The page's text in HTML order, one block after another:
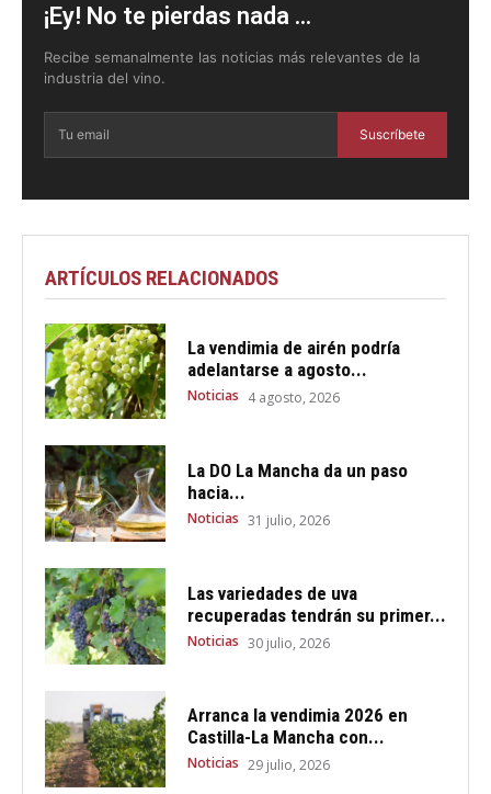
¡Ey! No te pierdas nada ...
Recibe semanalmente las noticias más relevantes de la
industria del vino.
Suscríbete
ARTÍCULOS RELACIONADOS
La vendimia de airén podría
adelantarse a agosto...
Noticias 4 agosto, 2026
La DO La Mancha da un paso
hacia...
Noticias 31 julio, 2026
Las variedades de uva
recuperadas tendrán su primer...
Noticias 30 julio, 2026
Arranca la vendimia 2026 en
Castilla-La Mancha con...
Noticias 29 julio, 2026